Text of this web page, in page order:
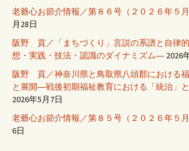
老爺心お節介情報／第８６号（２０２６年５月
月28日
阪野 貢／「まちづくり」言説の系譜と自律
想・実践・技法・認識のダイナミズム― 2026
阪野 貢／神奈川県と鳥取県八頭郡における
と展開―戦後初期福祉教育における「統治」
2026年5月7日
老爺心お節介情報／第８５号（２０２６年５月
6日